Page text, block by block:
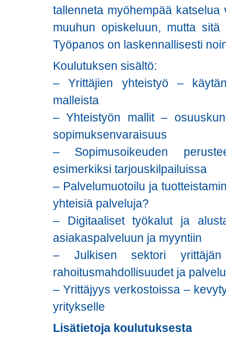
tallenneta myöhempää
muuhun opiskeluun, mutta
Työpanos on laskennallisesti
Koulutuksen sisältö:
– Yrittäjien yhteistyö –
malleista
– Yhteistyön mallit –
sopimuksenvaraisuus
– Sopimusoikeuden
esimerkiksi tarjouskilpailuissa
– Palvelumuotoilu ja
yhteisiä palveluja?
– Digitaaliset työkalut ja
asiakaspalveluun ja myyntiin
– Julkisen sektori
rahoitusmahdollisuudet ja
– Yrittäjyys verkostoissa –
yritykselle
Lisätietoja koulutuksesta